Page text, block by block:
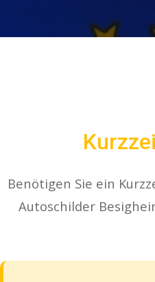
Benötigen Sie ein
Autoschilder